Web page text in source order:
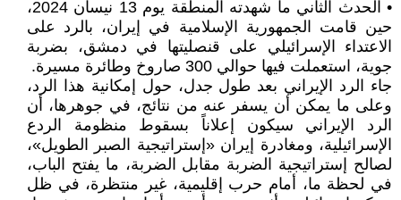
• الحدث الثاني ما شهدته المنطقة يوم 13 نيسان 2024،
حين قامت الجمهورية الإسلامية في إيران، بالرد على
الاعتداء الإسرائيلي على قنصليتها في دمشق، بضربة
جوية، استعملت فيها حوالي 300 صاروخ وطائرة مسيرة.
جاء الرد الإيراني بعد طول جدل، حول إمكانية هذا الرد،
وعلى ما يمكن أن يسفر عنه من نتائج، في جوهرها، أن
الرد الإيراني سيكون إعلاناً بسقوط منظومة الردع
الإسرائيلية، ومغادرة إيران «إستراتيجية الصبر الطويل»،
لصالح إستراتيجية الضربة مقابل الضربة، ما يفتح الباب،
في لحظة ما، أمام حرب إقليمية، غير منتظرة، في ظل